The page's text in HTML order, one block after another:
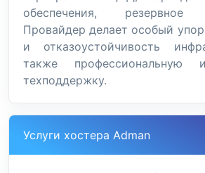
обеспечения, резервное
Провайдер делает особый
и отказоустойчивость
также профессиональную
техподдержку.
Услуги хостера Adman